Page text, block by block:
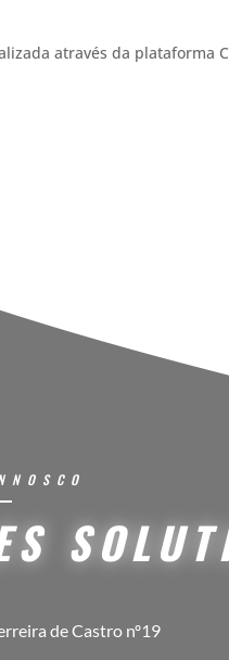
através da plataforma
de Castro nº19